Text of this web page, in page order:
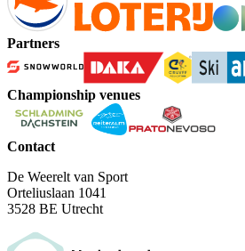
Partners
Championship venues
Contact
De Weerelt van Sport
Orteliuslaan 1041
3528 BE Utrecht